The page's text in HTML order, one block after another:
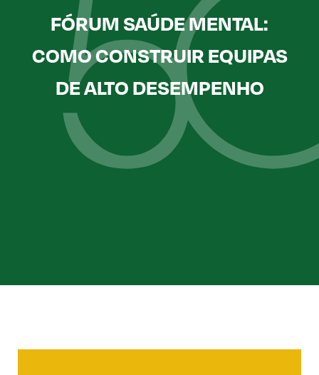
FÓRUM SAÚDE MENTAL:
COMO CONSTRUIR EQUIPAS
DE ALTO DESEMPENHO